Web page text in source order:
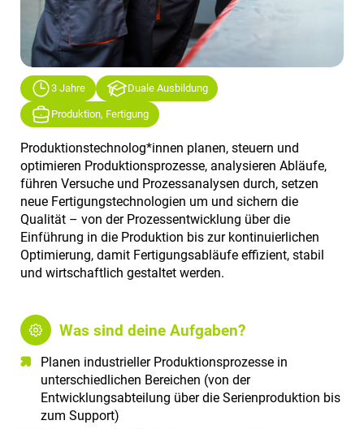
3 Jahre Duale Ausbildung
Produktion, Fertigung
Produktionstechnolog*innen planen, steuern und
optimieren Produktionsprozesse, analysieren Abläufe,
führen Versuche und Prozessanalysen durch, setzen
neue Fertigungstechnologien um und sichern die
Qualität – von der Prozessentwicklung über die
Einführung in die Produktion bis zur kontinuierlichen
Optimierung, damit Fertigungsabläufe effizient, stabil
und wirtschaftlich gestaltet werden.
Was sind deine Aufgaben?
Planen industrieller Produktionsprozesse in
unterschiedlichen Bereichen (von der
Entwicklungsabteilung über die Serienproduktion bis
zum Support)